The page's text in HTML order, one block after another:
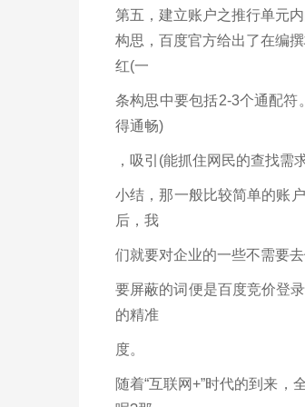
第五，建立账户之推行单元
构思，百度官方给出了在编
红(一
条构思中要包括2-3个通配符
得通畅)
，吸引(能抓住网民的查找需
小结，那一般比较简单的账
后，我
们就要对企业的一些不需要
要屏蔽的词便是百度竞价登
的精准
度。
随着“互联网+”时代的到来